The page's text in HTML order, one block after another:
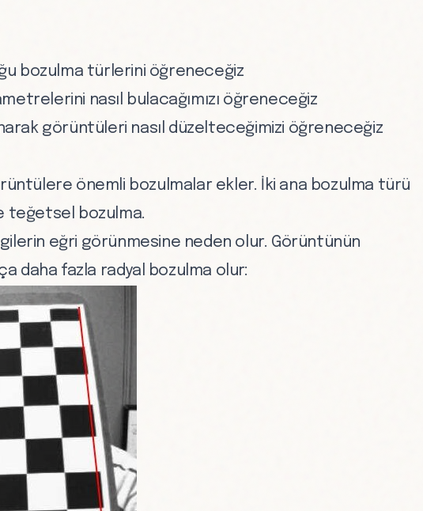
bozulma türlerini öğreneceğiz
nasıl bulacağımızı öğreneceğiz
görüntüleri nasıl düzelteceğimizi öğreneceğiz
önemli bozulmalar ekler. İki ana bozulma türü
teğetsel bozulma.
eğri görünmesine neden olur. Görüntünün
daha fazla radyal bozulma olur: